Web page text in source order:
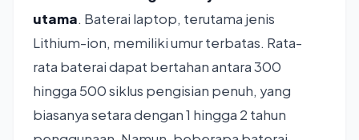
utama. Baterai laptop, terutama jenis
Lithium-ion, memiliki umur terbatas. Rata-
rata baterai dapat bertahan antara 300
hingga 500 siklus pengisian penuh, yang
biasanya setara dengan 1 hingga 2 tahun